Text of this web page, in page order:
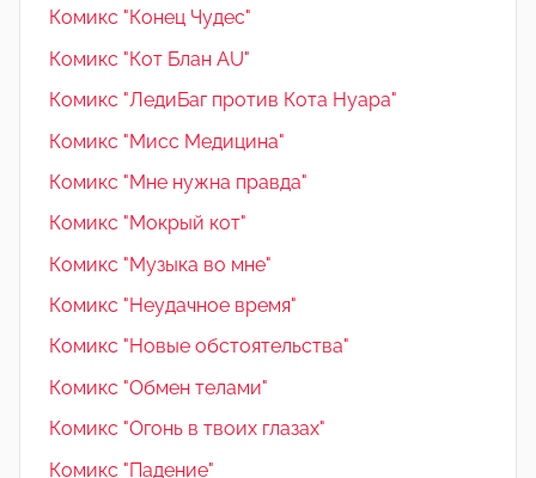
Комикс "Конец Чудес"
Комикс "Кот Блан AU"
Комикс "ЛедиБаг против Кота Нуара"
Комикс "Мисс Медицина"
Комикс "Мне нужна правда"
Комикс "Мокрый кот"
Комикс "Музыка во мне"
Комикс "Неудачное время"
Комикс "Новые обстоятельства"
Комикс "Обмен телами"
Комикс "Огонь в твоих глазах"
Комикс "Падение"